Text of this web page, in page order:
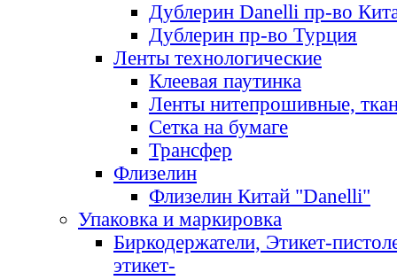
Дублерин Danelli пр-во
Дублерин пр-во Турция
Ленты технологические
Клеевая паутинка
Ленты нитепрошивные,
Сетка на бумаге
Трансфер
Флизелин
Флизелин Китай "Danelli"
Упаковка и маркировка
Биркодержатели, Этикет-
этикет-